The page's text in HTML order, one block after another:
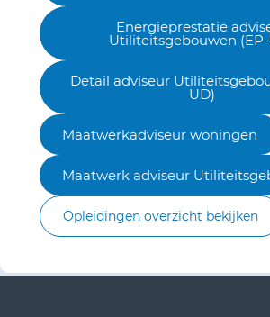
Energieprestatie
Utiliteitsgebouwen
Detail adviseur
UD)
Maatwerkadviseur woningen
Maatwerk adviseur
Opleidingen overzicht bekijken